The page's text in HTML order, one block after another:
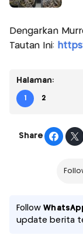
Dengarkan
Tautan Ini:
Halaman:
1 2
Share
Follow
update berita